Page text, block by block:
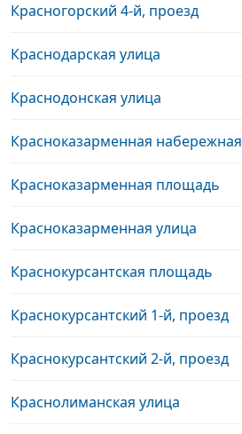
Красногорский 4-й, проезд
Краснодарская улица
Краснодонская улица
Красноказарменная набережная
Красноказарменная площадь
Красноказарменная улица
Краснокурсантская площадь
Краснокурсантский 1-й, проезд
Краснокурсантский 2-й, проезд
Краснолиманская улица